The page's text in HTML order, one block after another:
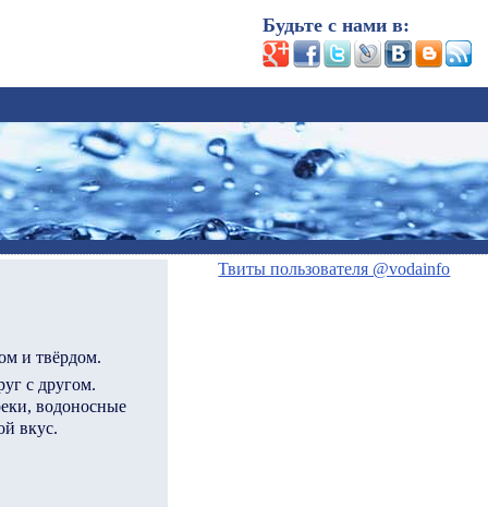
Будьте с нами в:
и твёрдом.
с другом.
водоносные
вкус.
Твиты пользователя @vodainfo